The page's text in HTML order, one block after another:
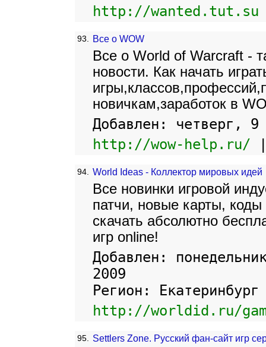
http://wanted.tut.su
93. Все о WOW
Все о World of Warcraft -
новости. Как начать
новичкам,заработок в
Добавлен: четверг,
http://wow-help.ru/
94. World Ideas - Коллектор мировых идей
Все новинки игровой
патчи, новые карты,
скачать абсолютно
игр online!
Добавлен:
2009
Регион: Екатеринбург
http://worldid.ru/
95. Settlers Zone. Русский фан-сайт игр